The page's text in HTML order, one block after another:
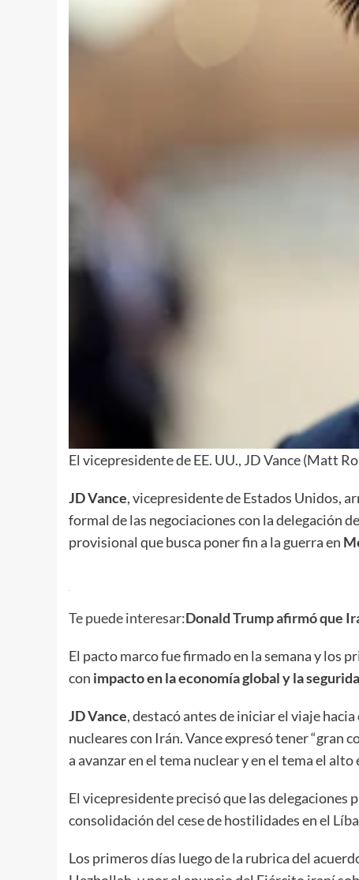
El vicepresidente de EE. UU., JD Vance (Matt
JD Vance, vicepresidente de Estados Unidos,
formal de las negociaciones con la delegación
provisional que busca poner fin a la guerra en
Te puede interesar:Donald Trump afirmó que
El pacto marco fue firmado en la semana y los
con impacto en la economía global y la
JD Vance, destacó antes de iniciar el viaje
nucleares con Irán. Vance expresó tener “gran
a avanzar en el tema nuclear y en el tema el alto
El vicepresidente precisó que las delegaciones
consolidación del cese de hostilidades en el
Los primeros días luego de la rubrica del